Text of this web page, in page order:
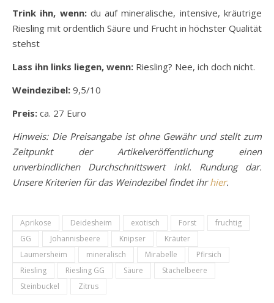
Trink ihn, wenn:du auf mineralische, intensive, kräutrige
Riesling mit ordentlich Säure und Frucht in höchster Qualität
stehst
Lass ihn links liegen, wenn: Riesling? Nee, ich doch nicht.
Weindezibel: 9,5/10
Preis: ca. 27 Euro
Hinweis: Die Preisangabe ist ohne Gewähr und stellt zum
Zeitpunkt der Artikelveröffentlichung einen
unverbindlichen Durchschnittswert inkl. Rundung dar.
Unsere Kriterien für das Weindezibel findet ihrhier.
Aprikose Deidesheim exotisch Forst
fruchtig
GG
Johannisbeere Knipser
Kräuter
Laumersheim
mineralisch Mirabelle
Pfirsich
Riesling
Riesling GG Säure
Stachelbeere
Steinbuckel
Zitrus